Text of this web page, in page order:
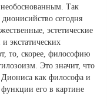
Так
сегодня
эстетические
экстатических
то, скорее, философию
Это значит, что
как философа и
функции его в картине